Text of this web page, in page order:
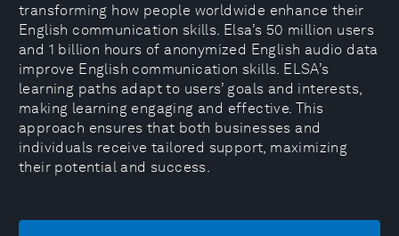
transforming how people worldwide enhance their
English communication skills. Elsa’s 50 million users
and 1 billion hours of anonymized English audio data
improve English communication skills. ELSA’s
learning paths adapt to users’ goals and interests,
making learning engaging and effective. This
approach ensures that both businesses and
individuals receive tailored support, maximizing
their potential and success.